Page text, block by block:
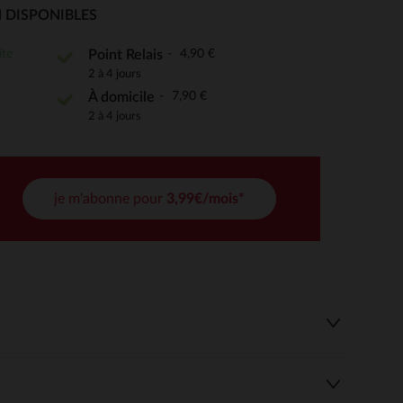
de confidentialité, en garantissant la conformité avec
DISPONIBLES
Point Relais 4,90 €
2 à 4 jours
À domicile 7,90 €
2 à 4 jours
je m'abonne pour 3,99€/mois*